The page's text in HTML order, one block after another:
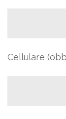
Cellulare